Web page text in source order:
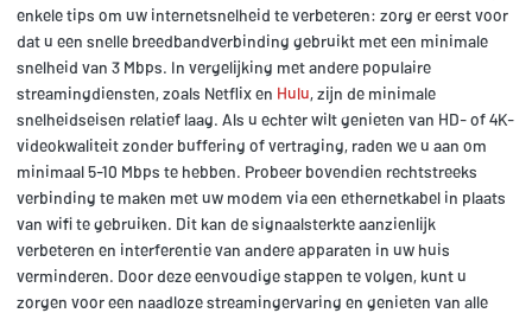
enkele tips om uw internetsnelheid te verbeteren: zorg er eerst voor
dat u een snelle breedbandverbinding gebruikt met een minimale
snelheid van 3 Mbps. In vergelijking met andere populaire
streamingdiensten, zoals Netflix en Hulu, zijn de minimale
snelheidseisen relatief laag. Als u echter wilt genieten van HD- of 4K-
videokwaliteit zonder buffering of vertraging, raden we u aan om
minimaal 5-10 Mbps te hebben. Probeer bovendien rechtstreeks
verbinding te maken met uw modem via een ethernetkabel in plaats
van wifi te gebruiken. Dit kan de signaalsterkte aanzienlijk
verbeteren en interferentie van andere apparaten in uw huis
verminderen. Door deze eenvoudige stappen te volgen, kunt u
zorgen voor een naadloze streamingervaring en genieten van alle